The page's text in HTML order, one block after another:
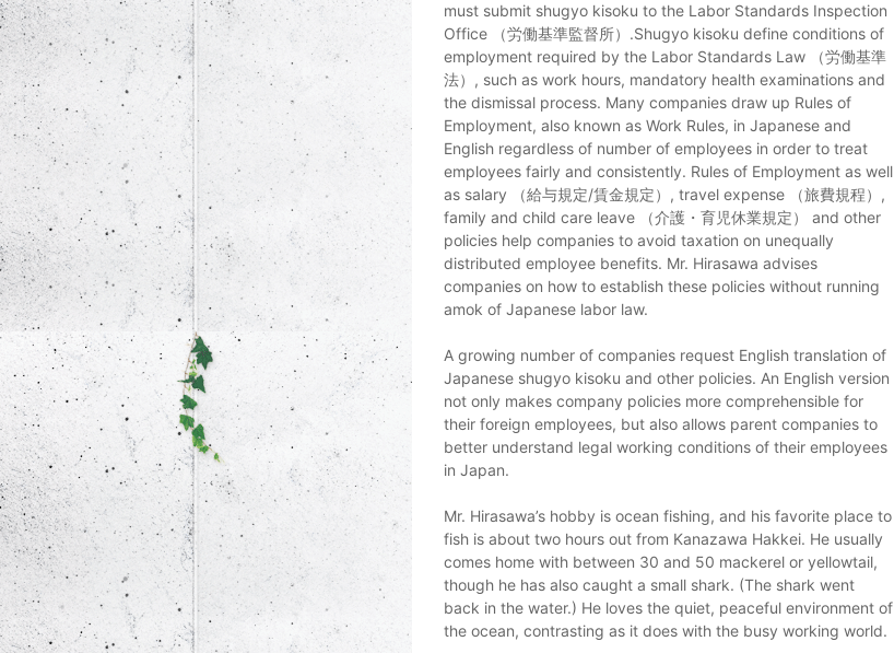
must submit shugyo kisoku to the Labor Standards Inspection
Office （労働基準監督所）.Shugyo kisoku define conditions of
employment required by the Labor Standards Law （労働基準
法）, such as work hours, mandatory health examinations and
the dismissal process. Many companies draw up Rules of
Employment, also known as Work Rules, in Japanese and
English regardless of number of employees in order to treat
employees fairly and consistently. Rules of Employment as well
as salary （給与規定/賃金規定）, travel expense （旅費規程）,
family and child care leave （介護・育児休業規定） and other
policies help companies to avoid taxation on unequally
distributed employee benefits. Mr. Hirasawa advises
companies on how to establish these policies without running
amok of Japanese labor law.
A growing number of companies request English translation of
Japanese shugyo kisoku and other policies. An English version
not only makes company policies more comprehensible for
their foreign employees, but also allows parent companies to
better understand legal working conditions of their employees
in Japan.
Mr. Hirasawa’s hobby is ocean fishing, and his favorite place to
fish is about two hours out from Kanazawa Hakkei. He usually
comes home with between 30 and 50 mackerel or yellowtail,
though he has also caught a small shark. (The shark went
back in the water.) He loves the quiet, peaceful environment of
the ocean, contrasting as it does with the busy working world.